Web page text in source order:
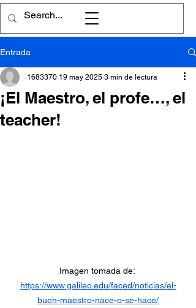
Entrada
¡El Maestro, el profe…, el
teacher!
1683370 19 may 2025 3 min de lectura
Imagen tomada de:
https://www.galileo.edu/faced/noticias/el-
buen-maestro-nace-o-se-hace/